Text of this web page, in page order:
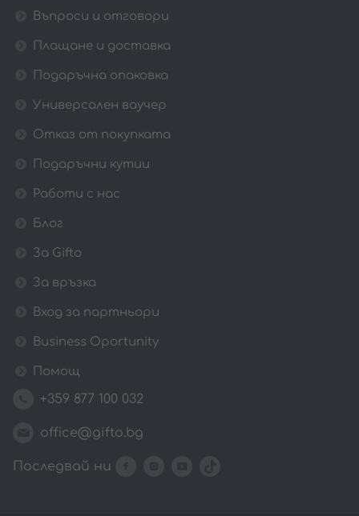
Въпроси и отговори
Плащане и доставка
Подаръчна опаковка
Универсален ваучер
Отказ от покупката
Подаръчни кутии
Работи с нас
Блог
За Gifto
За връзка
Вход за партньори
Business Oportunity
Помощ
+359 877 100 032
office@gifto.bg
Последвай ни